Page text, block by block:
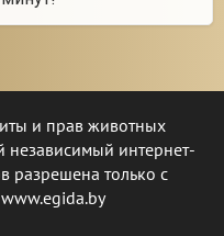
и прав животных
независимый интернет-
разрешена только с